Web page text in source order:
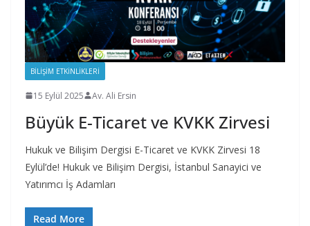
BILIŞIM ETKINLIKLERI
15 Eylül 2025 Av. Ali Ersin
Büyük E-Ticaret ve KVKK Zirvesi
Hukuk ve Bilişim Dergisi E-Ticaret ve KVKK Zirvesi 18
Eylül’de! Hukuk ve Bilişim Dergisi, İstanbul Sanayici ve
Yatırımcı İş Adamları
Read More